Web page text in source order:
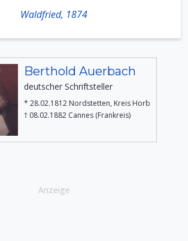
Waldfried, 1874
Berthold Auerbach
deutscher Schriftsteller
* 28.02.1812 Nordstetten, Kreis Horb
† 08.02.1882 Cannes (Frankreis)
Anzeige